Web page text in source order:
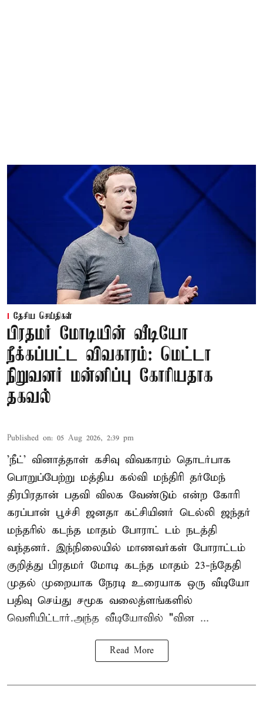
தேசிய செய்திகள்
பிரதமர் மோடியின் வீடியோ
நீக்கப்பட்ட விவகாரம்: மெட்டா
நிறுவனர் மன்னிப்பு கோரியதாக
தகவல்
Published on: 05 Aug 2026, 2:39 pm
'நீட்' வினாத்தாள் கசிவு விவகாரம் தொடர்பாக
பொறுப்பேற்று மத்திய கல்வி மந்திரி தர்மேந்
திரபிரதான் பதவி விலக வேண்டும் என்ற கோரி
கரப்பான் பூச்சி ஜனதா கட்சியினர் டெல்லி ஜந்தர்
மந்தரில் கடந்த மாதம் போராட் டம் நடத்தி
வந்தனர். இந்நிலையில் மாணவர்கள் போராட்டம்
குறித்து பிரதமர் மோடி கடந்த மாதம் 23-ந்தேதி
முதல் முறையாக நேரடி உரையாக ஒரு வீடியோ
பதிவு செய்து சமூக வலைத்ளங்களில்
வெளியிட்டார்.அந்த வீடியோவில் "வின ...
Read More